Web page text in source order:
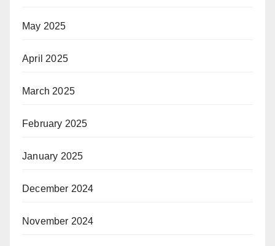
May 2025
April 2025
March 2025
February 2025
January 2025
December 2024
November 2024